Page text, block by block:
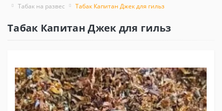
Табак на развес Табак Капитан Джек для гильз
Табак Капитан Джек для гильз